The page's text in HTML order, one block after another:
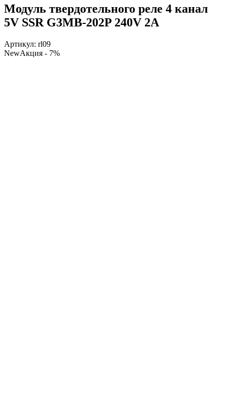
Модуль твердотельного реле 4 канал
5V SSR G3MB-202P 240V 2A
Артикул: rl09
NewАкция - 7%